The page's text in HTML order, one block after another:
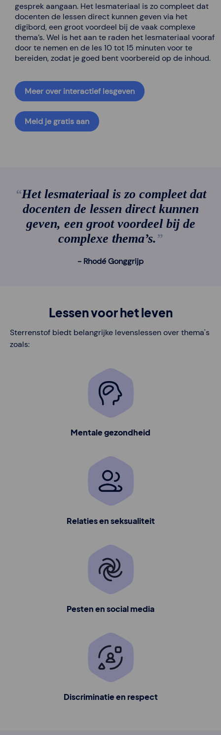
gesprek aangaan. Het lesmateriaal is zo compleet dat
docenten de lessen direct kunnen geven via het
digibord, een groot voordeel bij de vaak complexe
thema’s. Wel is het aan te raden het lesmateriaal vooraf
door te nemen en de les 10 tot 15 minuten voor te
bereiden, zodat je goed bent voorbereid op de inhoud.
Meer over interactief lesgeven
Meld je gratis aan
Het lesmateriaal is zo compleet dat
docenten de lessen direct kunnen
geven, een groot voordeel bij de
complexe thema’s.
Rhodé Gonggrijp
Lessen voor het leven
Sterrenstof biedt belangrijke levenslessen over thema's
zoals:
Mentale gezondheid
Relaties en seksualiteit
Pesten en social media
Discriminatie en respect